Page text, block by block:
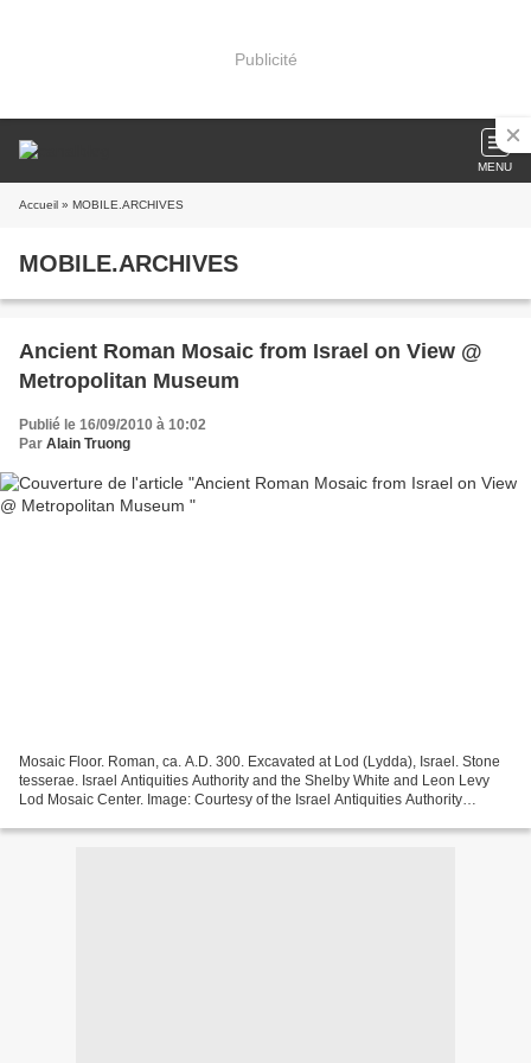
Publicité
MENU
Accueil » MOBILE.ARCHIVES
MOBILE.ARCHIVES
Ancient Roman Mosaic from Israel on View @
Metropolitan Museum
Publié le 16/09/2010 à 10:02
Par Alain Truong
Mosaic Floor. Roman, ca. A.D. 300. Excavated at Lod (Lydda), Israel. Stone
tesserae. Israel Antiquities Authority and the Shelby White and Leon Levy
Lod Mosaic Center. Image: Courtesy of the Israel Antiquities Authority